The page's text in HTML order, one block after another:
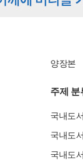
양장본
주제 분
국내도
국내도
국내도